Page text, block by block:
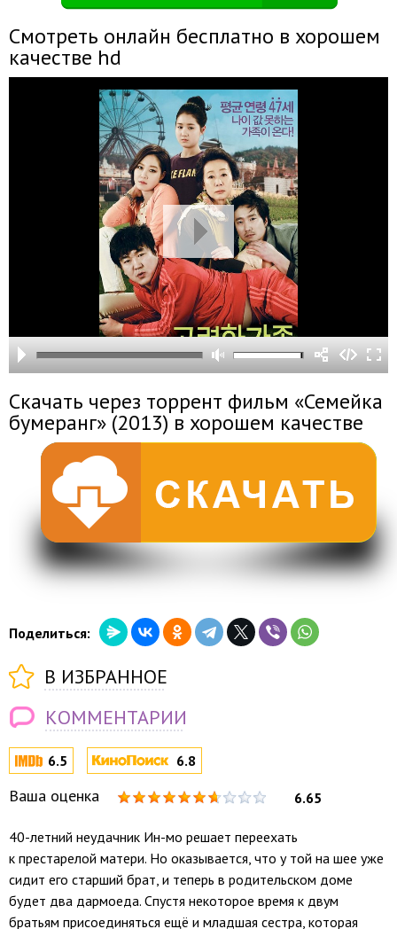
6.5 6.8
Ваша оценка 6.65
40-летний неудачник Ин-мо решает переехать
к престарелой матери. Но оказывается, что у той на шее уже
сидит его старший брат, и теперь в родительском доме
будет два дармоеда. Спустя некоторое время к двум
братьям присоединяться ещё и младшая сестра, которая
Смотреть онлайн бесплатно в хорошем
качестве hd
Скачать через торрент фильм «Семейка
бумеранг» (2013) в хорошем качестве
Поделиться:
В ИЗБРАННОЕ
КОММЕНТАРИИ